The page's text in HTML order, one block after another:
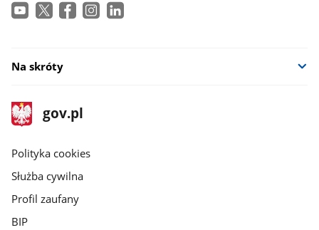
Na skróty
stopka
gov.pl
Strona
gov.pl
gov.pl
Polityka cookies
Służba cywilna
Profil zaufany
BIP